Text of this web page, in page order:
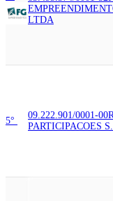
LTDA
5°
09.222.901/0001-00
PARTICIPACOES